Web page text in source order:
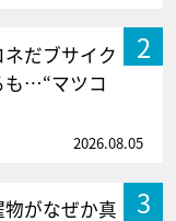
2
だブサイク
も…“マツコ
2026.08.05
3
がなぜか真